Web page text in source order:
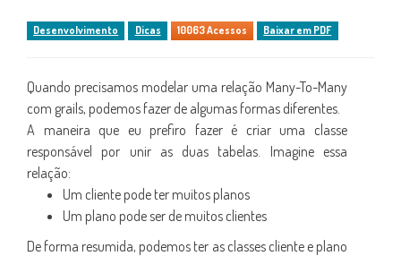
Desenvolvimento Dicas 10063 Acessos Baixar em PDF
Quando precisamos modelar uma relação Many-To-Many
com grails, podemos fazer de algumas formas diferentes.
A maneira que eu prefiro fazer é criar uma classe
responsável por unir as duas tabelas. Imagine essa
relação:
Um cliente pode ter muitos planos
Um plano pode ser de muitos clientes
De forma resumida, podemos ter as classes cliente e plano